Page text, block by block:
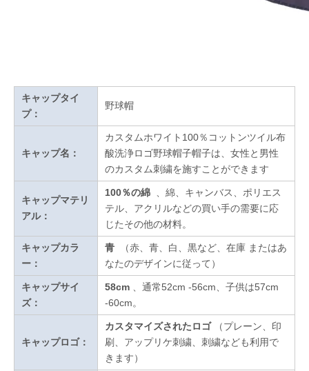
キャップタイ
プ：
野球帽
キャップ名：
カスタムホワイト100％コットンツイル布
酸洗浄ロゴ野球帽子帽子は、女性と男性
のカスタム刺繍を施すことができます
キャップマテリ
アル：
100％の綿
、綿、キャンバス、ポリエス
テル、アクリルなどの買い手の需要に応
じたその他の材料。
キャップカラ
ー：
青 （赤、青、白、黒など、在庫 またはあ
なたのデザインに従って ）
キャップサイ
ズ：
58cm
、通常52cm -56cm、子供は57cm
-60cm。
キャップロゴ：
カスタマイズされたロゴ
（プレーン、印
刷、アップリケ刺繍、刺繍なども利用で
きます）